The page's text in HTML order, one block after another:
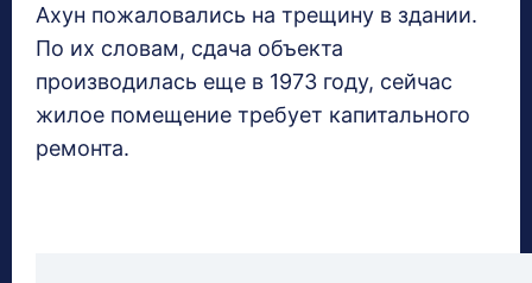
Ахун пожаловались на трещину в здании.
По их словам, сдача объекта
производилась еще в 1973 году, сейчас
жилое помещение требует капитального
ремонта.